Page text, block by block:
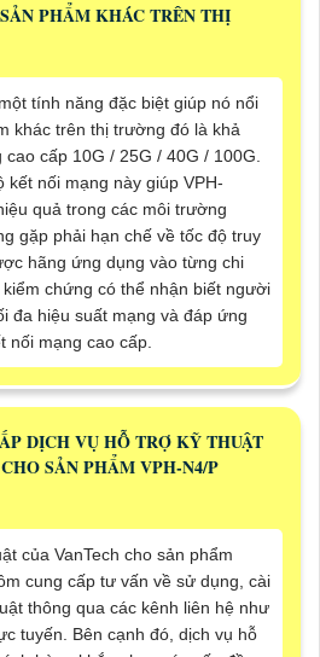
PHẨM KHÁC TRÊN THỊ
tính năng đặc biệt giúp nó nổi
khác trên thị trường đó là khả
cấp 10G / 25G / 40G / 100G.
kết nối mạng này giúp VPH-
quả trong các môi trường
gặp phải hạn chế về tốc độ truy
hãng ứng dụng vào từng chi
chứng có thể nhận biết người
đa hiệu suất mạng và đáp ứng
nối mạng cao cấp.
DỊCH VỤ HỖ TRỢ KỸ THUẬT
SẢN PHẨM VPH-N4/P
của VanTech cho sản phẩm
cung cấp tư vấn về sử dụng, cài
thông qua các kênh liên hệ như
tuyến. Bên cạnh đó, dịch vụ hỗ